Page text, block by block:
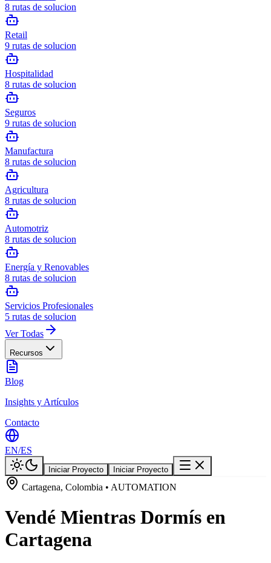
8 rutas de solucion
Retail
9 rutas de solucion
Hospitalidad
8 rutas de solucion
Seguros
9 rutas de solucion
Manufactura
8 rutas de solucion
Agricultura
8 rutas de solucion
Automotriz
8 rutas de solucion
Energía y Renovables
8 rutas de solucion
Servicios Profesionales
5 rutas de solucion
Ver Todas
Recursos
Blog
Insights y Artículos
Contacto
EN/ES
Iniciar Proyecto Iniciar Proyecto
Cartagena, Colombia • AUTOMATION
Vendé Mientras Dormís en
Cartagena